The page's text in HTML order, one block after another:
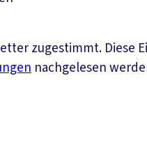
zugestimmt.
nachgelesen